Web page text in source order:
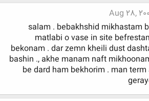
Aug 28,
salam . bebakhshid mikhastam
matlabi o vase in site
bekonam . dar zemn kheili dust
bashin ., akhe manam naft
be dard ham bekhorim . man